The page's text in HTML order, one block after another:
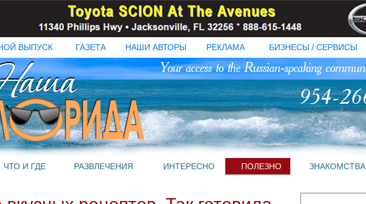
ВЫПУСК ГАЗЕТА НАШИ АВТОРЫ РЕКЛАМА БИЗНЕСЫ / СЕРВИСЫ
ЧТО И ГДЕ РАЗВЛЕЧЕНИЯ ИНТЕРЕСНО ПОЛЕЗНО ЗНАКОМСТВА